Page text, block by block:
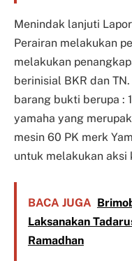
Menindak lanjuti
Perairan melakukan
melakukan
berinisial BKR dan
barang bukti berupa :
yamaha yang
mesin 60 PK merk
untuk melakukan aksi
BACA JUGA
Laksanakan
Ramadhan